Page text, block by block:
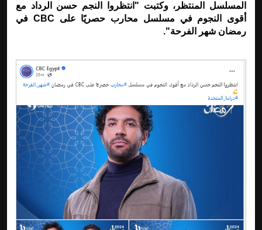
المسلسل المنتظر، وكتبت "انتظروا النجم حسن الرداد مع
أقوى النجوم في مسلسل محارب حصريًا على CBC في
رمضان شهر الفرحة".